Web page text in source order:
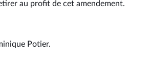
au profit de cet amendement.
Potier.